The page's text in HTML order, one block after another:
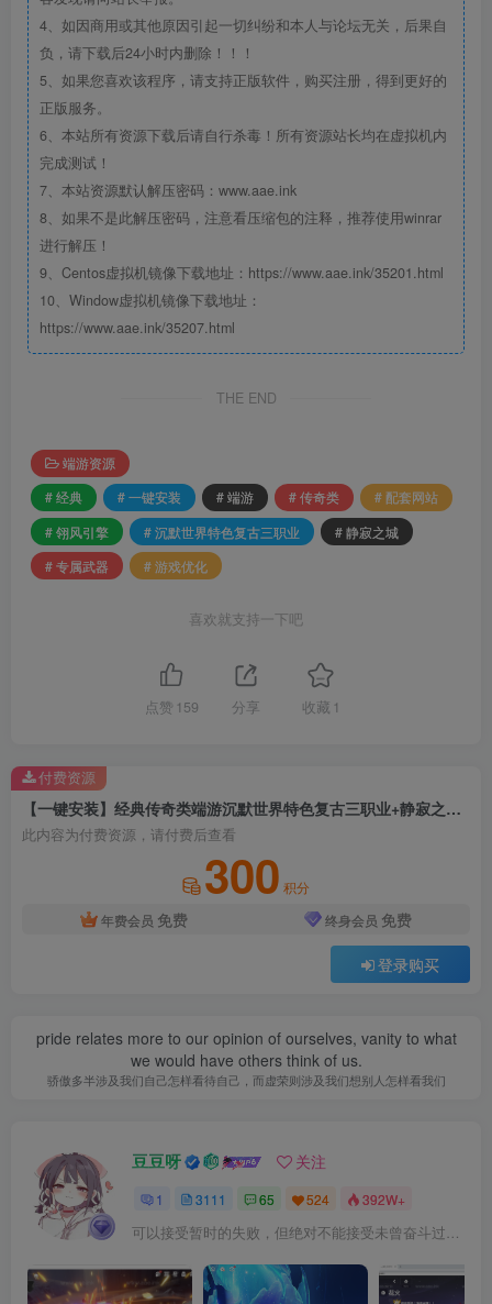
4、如因商用或其他原因引起一切纠纷和本人与论坛无关，后果自
负，请下载后24小时内删除！！！
5、如果您喜欢该程序，请支持正版软件，购买注册，得到更好的
正版服务。
6、本站所有资源下载后请自行杀毒！所有资源站长均在虚拟机内
完成测试！
7、本站资源默认解压密码：www.aae.ink
8、如果不是此解压密码，注意看压缩包的注释，推荐使用winrar
进行解压！
9、Centos虚拟机镜像下载地址：https://www.aae.ink/35201.html
10、Window虚拟机镜像下载地址：
https://www.aae.ink/35207.html
THE END
端游资源
# 经典
# 一键安装 # 端游 # 传奇类
# 配套网站
# 翎风引擎
# 沉默世界特色复古三职业
# 静寂之城
# 专属武器
# 游戏优化
喜欢就支持一下吧
点赞 159 分享 收藏 1
【一键安装】经典传奇类端游沉默世界特色复古三职业+静寂之城+专属武器+翎风引擎+配套网站+游戏优化
此内容为付费资源，请付费后查看
300 积分
年费会员 免费 终身会员 免费
登录购买
付费资源
pride relates more to our opinion of ourselves, vanity to what
we would have others think of us.
骄傲多半涉及我们自己怎样看待自己，而虚荣则涉及我们想别人怎样看我们
豆豆呀 关注
1 3111 65 524 392W+
可以接受暂时的失败，但绝对不能接受未曾奋斗过的自己